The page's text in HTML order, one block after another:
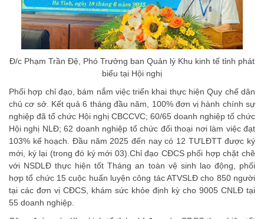
Đ/c Phạm Trần Đệ, Phó Trưởng ban Quản lý Khu kinh tế tỉnh phát
biểu tại Hội nghị
Phối hợp chỉ đạo, bám nắm việc triển khai thực hiện Quy chế dân
chủ cơ sở. Kết quả 6 tháng đầu năm, 100% đơn vị hành chính sự
nghiệp đã tổ chức Hội nghị CBCCVC; 60/65 doanh nghiệp tổ chức
Hội nghị NLĐ; 62 doanh nghiệp tổ chức đối thoại nơi làm việc đạt
103% kế hoạch. Đầu năm 2025 đến nay có 12 TƯLĐTT được ký
mới, ký lại (trong đó ký mới 03).Chỉ đạo CĐCS phối hợp chặt chẽ
với NSDLĐ thực hiện tốt Tháng an toàn vệ sinh lao động, phối
hợp tổ chức 15 cuộc huấn luyện công tác ATVSLĐ cho 850 người
tại các đơn vị CĐCS, khám sức khỏe định kỳ cho 9005 CNLĐ tại
55 doanh nghiệp.